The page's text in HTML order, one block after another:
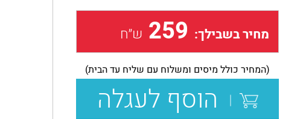
מחיר בשבילך: 259 ש״ח
(המחיר כולל מיסים ומשלוח עם שליח עד הבית)
הוסף לעגלה